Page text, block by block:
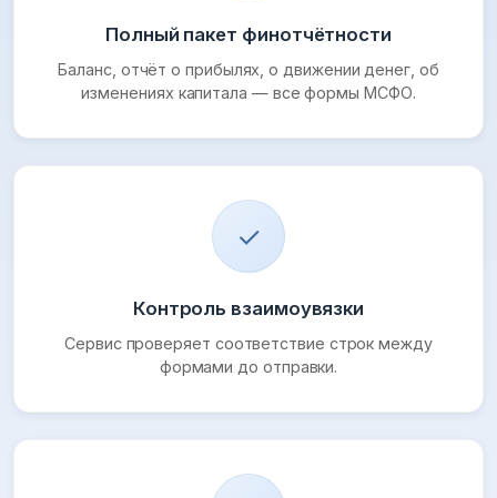
Полный пакет финотчётности
Баланс, отчёт о прибылях, о движении денег, об
изменениях капитала — все формы МСФО.
✓
Контроль взаимоувязки
Сервис проверяет соответствие строк между
формами до отправки.